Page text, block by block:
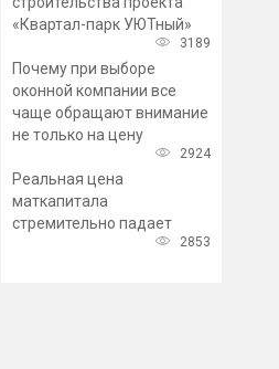
Для увеличения запуска
жилищных проектов
необходимы меры
«Квартал-парк УЮТный»
3189
Почему при выборе
оконной компании все
чаще обращают внимание
не только на цену
2924
Реальная цена
маткапитала
стремительно падает
2853